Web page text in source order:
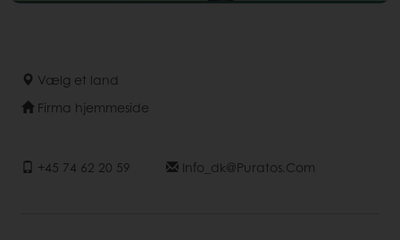
Vælg et land
Firma hjemmeside
+45 74 62 20 59 Info_dk@puratos.com